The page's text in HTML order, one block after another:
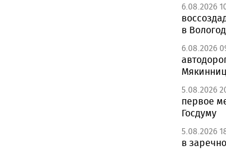
6.08.2026
в
6.08.2026
5.08.2026
первое
Госдуму
5.08.2026
в